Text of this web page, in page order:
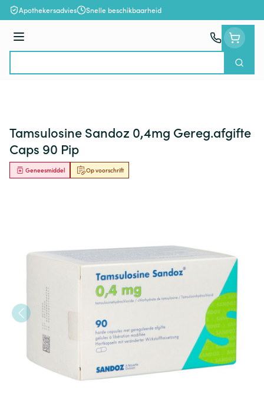
Ga naar de inhoud
Apothekersadvies Snelle beschikbaarheid
Menu
Zoek
Tamsulosine Sandoz 0,4mg Gereg.afgifte
Caps 90 Pip
Op voorschrift
Geneesmiddel